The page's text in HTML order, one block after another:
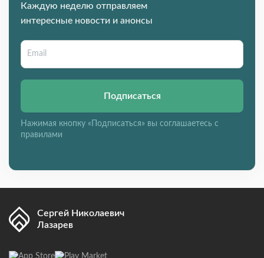
Каждую неделю отправляем
интересные новости и анонсы
Подписаться
Нажимая кнопку «Подписаться» вы соглашаетесь с
правилами
Сергей Николаевич
Лазарев